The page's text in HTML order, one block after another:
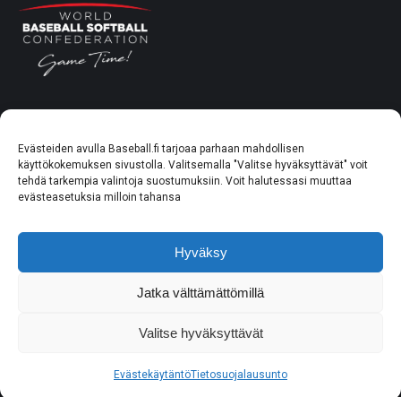
Evästeiden avulla Baseball.fi tarjoaa parhaan mahdollisen
käyttökokemuksen sivustolla. Valitsemalla "Valitse hyväksyttävät" voit
tehdä tarkempia valintoja suostumuksiin. Voit halutessasi muuttaa
evästeasetuksia milloin tahansa
Hyväksy
Jatka välttämättömillä
Valitse hyväksyttävät
EvästekäytäntöTietosuojalausunto
Uutiset
Softball
Koulutus ja valmennus